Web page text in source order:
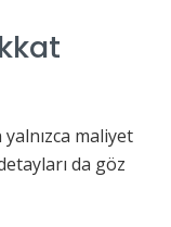
maliyet
da göz